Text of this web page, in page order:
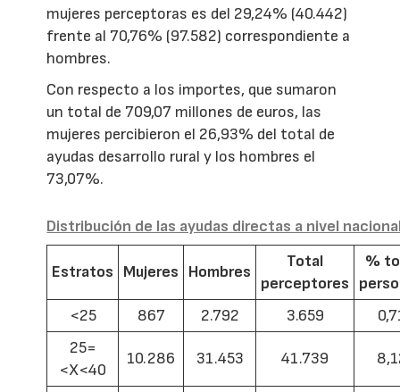
mujeres perceptoras es del 29,24% (40.442)
frente al 70,76% (97.582) correspondiente a
hombres.
Con respecto a los importes, que sumaron
un total de 709,07 millones de euros, las
mujeres percibieron el 26,93% del total de
ayudas desarrollo rural y los hombres el
73,07%.
Distribución de las ayudas directas a nivel
Estratos Mujeres Hombres
Total
perceptores
%
<25
867 2.792 3.659
25=
<X<40
10.286 31.453 41.739